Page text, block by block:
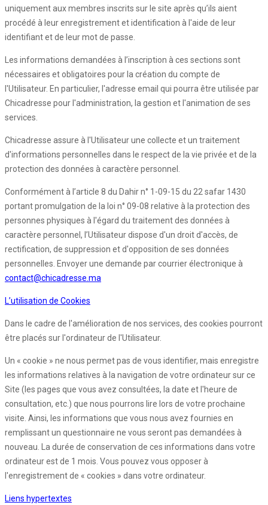
uniquement aux membres inscrits sur le site après qu’ils aient
procédé à leur enregistrement et identification à l'aide de leur
identifiant et de leur mot de passe.
Les informations demandées à l’inscription à ces sections sont
nécessaires et obligatoires pour la création du compte de
l'Utilisateur. En particulier, l'adresse email qui pourra être utilisée par
Chicadresse pour l'administration, la gestion et l'animation de ses
services.
Chicadresse assure à l'Utilisateur une collecte et un traitement
d'informations personnelles dans le respect de la vie privée et de la
protection des données à caractère personnel.
Conformément à l’article 8 du Dahir n° 1-09-15 du 22 safar 1430
portant promulgation de la loi n° 09-08 relative à la protection des
personnes physiques à l'égard du traitement des données à
caractère personnel, l’Utilisateur dispose d'un droit d'accès, de
rectification, de suppression et d'opposition de ses données
personnelles. Envoyer une demande par courrier électronique à
contact@chicadresse.ma
L’utilisation de Cookies
Dans le cadre de l'amélioration de nos services, des cookies pourront
être placés sur l'ordinateur de l'Utilisateur.
Un « cookie » ne nous permet pas de vous identifier, mais enregistre
les informations relatives à la navigation de votre ordinateur sur ce
Site (les pages que vous avez consultées, la date et l'heure de
consultation, etc.) que nous pourrons lire lors de votre prochaine
visite. Ainsi, les informations que vous nous avez fournies en
remplissant un questionnaire ne vous seront pas demandées à
nouveau. La durée de conservation de ces informations dans votre
ordinateur est de 1 mois. Vous pouvez vous opposer à
l'enregistrement de « cookies » dans votre ordinateur.
Liens hypertextes